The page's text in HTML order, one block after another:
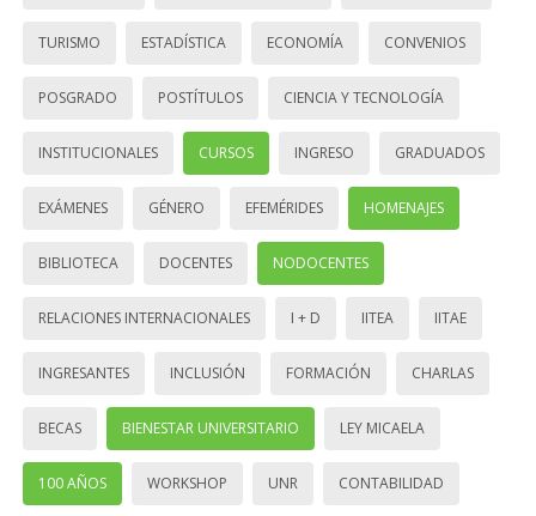
TURISMO ESTADÍSTICA ECONOMÍA CONVENIOS
POSGRADO POSTÍTULOS CIENCIA Y TECNOLOGÍA
INSTITUCIONALES CURSOS INGRESO GRADUADOS
EXÁMENES GÉNERO EFEMÉRIDES HOMENAJES
BIBLIOTECA DOCENTES NODOCENTES
RELACIONES INTERNACIONALES I + D IITEA IITAE
INGRESANTES INCLUSIÓN FORMACIÓN CHARLAS
BECAS BIENESTAR UNIVERSITARIO LEY MICAELA
100 AÑOS WORKSHOP UNR CONTABILIDAD